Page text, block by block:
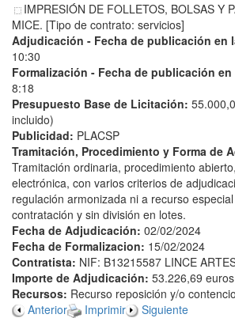
IMPRESIÓN DE FOLLETOS, BOLSAS Y
MICE. [Tipo de contrato: servicios]
Adjudicación - Fecha de publicación en
10:30
Formalización - Fecha de publicación en
8:18
Presupuesto Base de Licitación:
incluido)
Publicidad: PLACSP
Tramitación, Procedimiento y Forma de
Tramitación ordinaria, procedimiento
electrónica, con varios criterios de
regulación armonizada ni a recurso
contratación y sin división en lotes.
Fecha de Adjudicación: 02/02/2024
Fecha de Formalizacion: 15/02/2024
Contratista: NIF: B13215587 LINCE
Importe de Adjudicación: 53.226,69
Recursos: Recurso reposición y/o
Anterior
Imprimir Siguiente